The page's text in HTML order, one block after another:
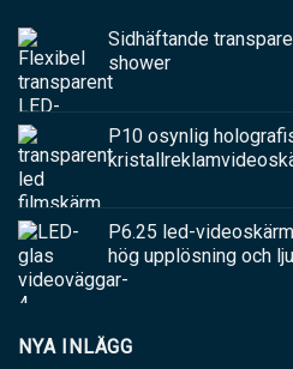
Sidhäftande
shower
P10 osynlig
P6.25 led-
hög upplösning och
NYA INLÄGG